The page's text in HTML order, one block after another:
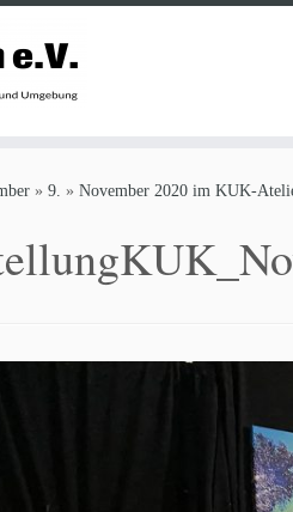
» 9. » November 2020 im KUK-